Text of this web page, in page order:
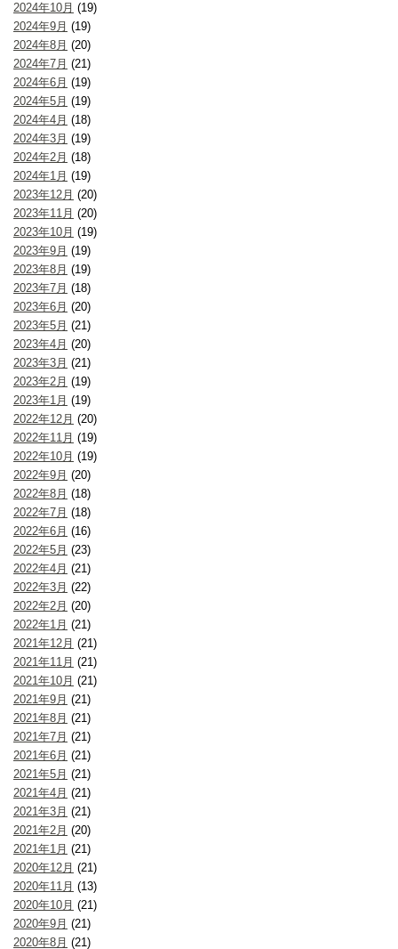
2024年10月 (19)
2024年9月 (19)
2024年8月 (20)
2024年7月 (21)
2024年6月 (19)
2024年5月 (19)
2024年4月 (18)
2024年3月 (19)
2024年2月 (18)
2024年1月 (19)
2023年12月 (20)
2023年11月 (20)
2023年10月 (19)
2023年9月 (19)
2023年8月 (19)
2023年7月 (18)
2023年6月 (20)
2023年5月 (21)
2023年4月 (20)
2023年3月 (21)
2023年2月 (19)
2023年1月 (19)
2022年12月 (20)
2022年11月 (19)
2022年10月 (19)
2022年9月 (20)
2022年8月 (18)
2022年7月 (18)
2022年6月 (16)
2022年5月 (23)
2022年4月 (21)
2022年3月 (22)
2022年2月 (20)
2022年1月 (21)
2021年12月 (21)
2021年11月 (21)
2021年10月 (21)
2021年9月 (21)
2021年8月 (21)
2021年7月 (21)
2021年6月 (21)
2021年5月 (21)
2021年4月 (21)
2021年3月 (21)
2021年2月 (20)
2021年1月 (21)
2020年12月 (21)
2020年11月 (13)
2020年10月 (21)
2020年9月 (21)
2020年8月 (21)